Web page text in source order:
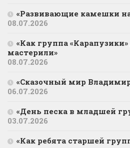
«Развивающие камешки
08.07.2026
«Как группа
мастерили»
08.07.2026
«Сказочный мир
06.07.2026
«День песка в младшей
03.07.2026
«Как ребята старшей